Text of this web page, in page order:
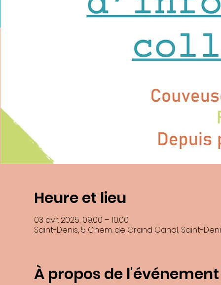
En soumettant ce formulaire, j’accepte que les informations saisies
recontacter, et
Les données collectées seront
Pour exercer ces droits ou pour toute question sur le traitement de
Heure et lieu
03 avr. 2025, 09:00 – 10:00
Saint-Denis, 5 Chem. de Grand Canal, Saint-
À propos de l'événement